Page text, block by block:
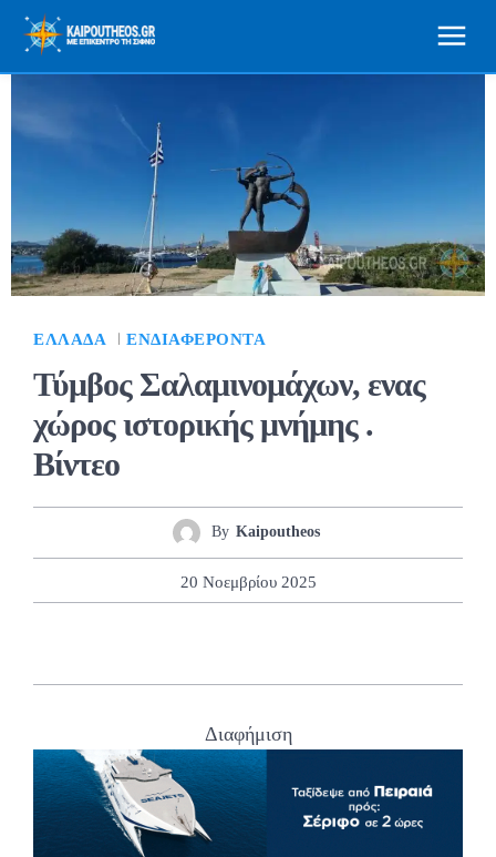
ΕΛΛΆΔΑ ΕΝΔΙΑΦΈΡΟΝΤΑ
Τύμβος Σαλαμινομάχων, ενας
χώρος ιστορικής μνήμης .
Βίντεο
By Kaipoutheos
20 Νοεμβρίου 2025
Διαφήμιση